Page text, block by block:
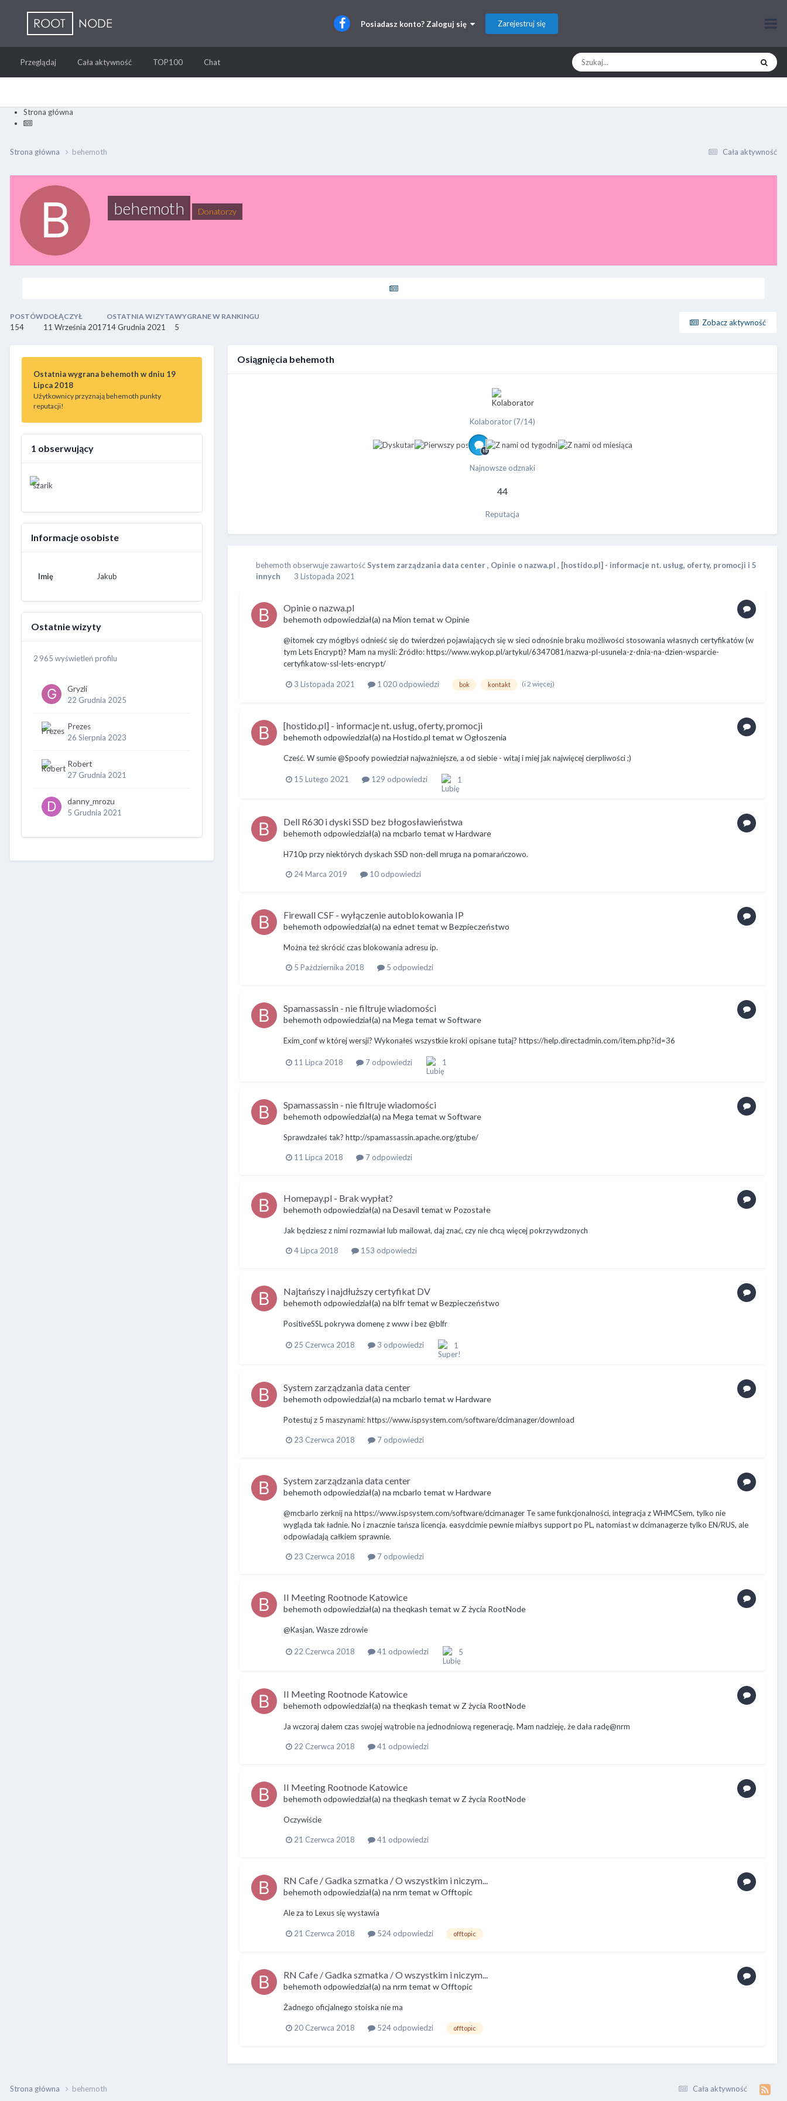
Posiadasz konto? Zaloguj się Zarejestruj się
Przeglądaj Cała aktywność TOP100 Chat
Strona główna
Cała aktywność
Strona główna behemoth
behemoth Donatorzy
Zobacz aktywność
POSTÓW
154
DOŁĄCZYŁ
11 Września 2017
OSTATNIA WIZYTA
14 Grudnia 2021
WYGRANE W RANKINGU
5
Ostatnia wygrana behemoth w dniu 19
Lipca 2018
Użytkownicy przyznają behemoth punkty
reputacji!
1 obserwujący
Informacje osobiste
Imię Jakub
Ostatnie wizyty
2 965 wyświetleń profilu
Gryzli
22 Grudnia 2025
Prezes
26 Sierpnia 2023
Robert
27 Grudnia 2021
danny_mrozu
5 Grudnia 2021
Osiągnięcia behemoth
Kolaborator (7/14)
Najnowsze odznaki
44
Reputacja
behemoth obserwuje zawartość System zarządzania data center, Opinie o nazwa.pl , [hostido.pl] - informacje nt. usług, oferty, promocji i 5
innych
3 Listopada 2021
Opinie o nazwa.pl
behemoth odpowiedział(a) na Mion temat wOpinie
@itomek czy mógłbyś odnieść się do twierdzeń pojawiających się w sieci odnośnie braku możliwości stosowania własnych certyfikatów (w
tym Lets Encrypt)? Mam na myśli: Źródło: https://www.wykop.pl/artykul/6347081/nazwa-pl-usunela-z-dnia-na-dzien-wsparcie-
certyfikatow-ssl-lets-encrypt/
3 Listopada 2021 1 020 odpowiedzi bok kontakt (i 2 więcej)
[hostido.pl] - informacje nt. usług, oferty, promocji
behemoth odpowiedział(a) na Hostido.pl temat wOgłoszenia
Cześć. W sumie @Spoofy powiedział najważniejsze, a od siebie - witaj i miej jak najwięcej cierpliwości ;)
15 Lutego 2021 129 odpowiedzi 1
Dell R630 i dyski SSD bez błogosławieństwa
behemoth odpowiedział(a) na mcbarlo temat wHardware
H710p przy niektórych dyskach SSD non-dell mruga na pomarańczowo.
24 Marca 2019 10 odpowiedzi
Firewall CSF - wyłączenie autoblokowania IP
behemoth odpowiedział(a) na ednet temat wBezpieczeństwo
Można też skrócić czas blokowania adresu ip.
5 Października 2018 5 odpowiedzi
Spamassassin - nie filtruje wiadomości
behemoth odpowiedział(a) na Mega temat wSoftware
Exim_conf w której wersji? Wykonałeś wszystkie kroki opisane tutaj? https://help.directadmin.com/item.php?id=36
11 Lipca 2018 7 odpowiedzi 1
Spamassassin - nie filtruje wiadomości
behemoth odpowiedział(a) na Mega temat wSoftware
Sprawdzałeś tak? http://spamassassin.apache.org/gtube/
11 Lipca 2018 7 odpowiedzi
Homepay.pl - Brak wypłat?
behemoth odpowiedział(a) na Desavil temat w Pozostałe
Jak będziesz z nimi rozmawiał lub mailował, daj znać, czy nie chcą więcej pokrzywdzonych
4 Lipca 2018 153 odpowiedzi
Najtańszy i najdłuższy certyfikat DV
behemoth odpowiedział(a) na blfrtemat wBezpieczeństwo
PositiveSSL pokrywa domenę z www i bez @blfr
25 Czerwca 2018 3 odpowiedzi 1
System zarządzania data center
behemoth odpowiedział(a) na mcbarlo temat wHardware
Potestuj z 5 maszynami: https://www.ispsystem.com/software/dcimanager/download
23 Czerwca 2018 7 odpowiedzi
System zarządzania data center
behemoth odpowiedział(a) na mcbarlo temat wHardware
@mcbarlo zerknij na https://www.ispsystem.com/software/dcimanager Te same funkcjonalności, integracja z WHMCSem, tylko nie
wygląda tak ładnie. No i znacznie tańsza licencja. easydcimie pewnie miałbys support po PL, natomiast w dcimanagerze tylko EN/RUS, ale
odpowiadają całkiem sprawnie.
23 Czerwca 2018 7 odpowiedzi
II Meeting Rootnode Katowice
behemoth odpowiedział(a) na theqkash temat wZ życia RootNode
@Kasjan, Wasze zdrowie
22 Czerwca 2018 41 odpowiedzi 5
II Meeting Rootnode Katowice
behemoth odpowiedział(a) na theqkash temat w Z życia RootNode
Ja wczoraj dałem czas swojej wątrobie na jednodniową regenerację. Mam nadzieję, że dała radę@nrm
22 Czerwca 2018 41 odpowiedzi
II Meeting Rootnode Katowice
behemoth odpowiedział(a) na theqkash temat w Z życia RootNode
Oczywiście
21 Czerwca 2018 41 odpowiedzi
RN Cafe / Gadka szmatka / O wszystkim i niczym...
behemoth odpowiedział(a) na nrm temat wOfftopic
Ale za to Lexus się wystawia
21 Czerwca 2018 524 odpowiedzi offtopic
RN Cafe / Gadka szmatka / O wszystkim i niczym...
behemoth odpowiedział(a) na nrm temat wOfftopic
Żadnego oficjalnego stoiska nie ma
20 Czerwca 2018 524 odpowiedzi offtopic
Cała aktywność
Strona główna behemoth